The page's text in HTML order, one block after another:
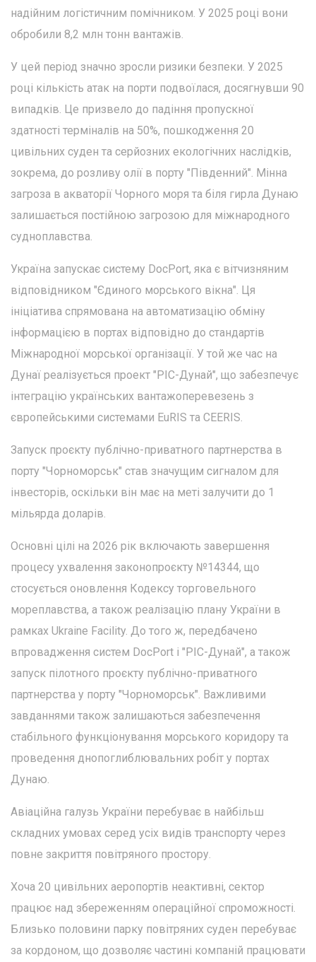
надійним логістичним помічником. У 2025 році вони
обробили 8,2 млн тонн вантажів.
У цей період значно зросли ризики безпеки. У 2025
році кількість атак на порти подвоїлася, досягнувши 90
випадків. Це призвело до падіння пропускної
здатності терміналів на 50%, пошкодження 20
цивільних суден та серйозних екологічних наслідків,
зокрема, до розливу олії в порту "Південний". Мінна
загроза в акваторії Чорного моря та біля гирла Дунаю
залишається постійною загрозою для міжнародного
судноплавства.
Україна запускає систему DocPort, яка є вітчизняним
відповідником "Єдиного морського вікна". Ця
ініціатива спрямована на автоматизацію обміну
інформацією в портах відповідно до стандартів
Міжнародної морської організації. У той же час на
Дунаї реалізується проект "РІС-Дунай", що забезпечує
інтеграцію українських вантажоперевезень з
європейськими системами EuRIS та CEERIS.
Запуск проєкту публічно-приватного партнерства в
порту "Чорноморськ" став значущим сигналом для
інвесторів, оскільки він має на меті залучити до 1
мільярда доларів.
Основні цілі на 2026 рік включають завершення
процесу ухвалення законопроєкту №14344, що
стосується оновлення Кодексу торговельного
мореплавства, а також реалізацію плану України в
рамках Ukraine Facility. До того ж, передбачено
впровадження систем DocPort і "РІС-Дунай", а також
запуск пілотного проєкту публічно-приватного
партнерства у порту "Чорноморськ". Важливими
завданнями також залишаються забезпечення
стабільного функціонування морського коридору та
проведення днопоглиблювальних робіт у портах
Дунаю.
Авіаційна галузь України перебуває в найбільш
складних умовах серед усіх видів транспорту через
повне закриття повітряного простору.
Хоча 20 цивільних аеропортів неактивні, сектор
працює над збереженням операційної спроможності.
Близько половини парку повітряних суден перебуває
за кордоном, що дозволяє частині компаній працювати